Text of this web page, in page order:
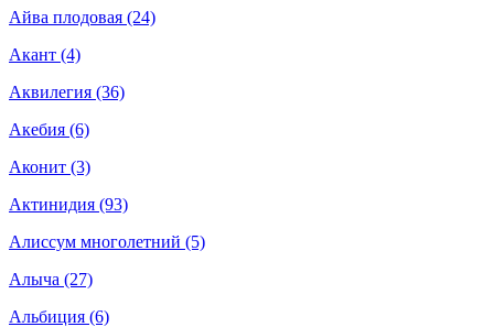
Айва плодовая (24)
Акант (4)
Аквилегия (36)
Акебия (6)
Аконит (3)
Актинидия (93)
Алиссум многолетний (5)
Алыча (27)
Альбиция (6)